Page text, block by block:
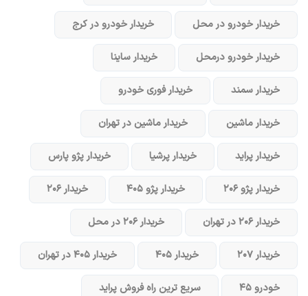
خریدار خودرو در محل خریدار خودرو در کرج
خریدار خودرو در‌محل خریدار ساینا
خریدار سمند خریدار فوری خودرو
خریدار ماشین خریدار ماشین در تهران
خریدار پراید خریدار پرشیا خریدار پژو پارس
خریدار پژو ۲۰۶ خریدار پژو ۴۰۵ خریدار ۲۰۶
خریدار ۲۰۶ در تهران خریدار ۲۰۶ در محل
خریدار ۲۰۷ خریدار ۴۰۵ خریدار ۴۰۵ در تهران
خودرو ۴۵ سریع ترین راه فروش پراید